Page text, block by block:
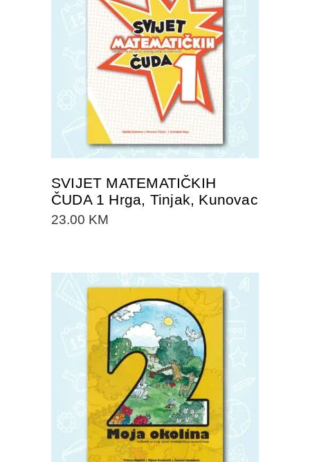
DODAJTE U KORPU
SVIJET MATEMATIČKIH
ČUDA 1 Hrga, Tinjak, Kunovac
23.00 KM
DODAJTE U KORPU